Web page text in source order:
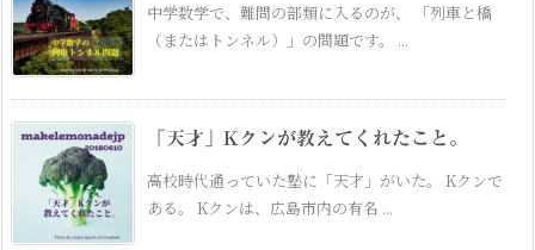
中学数学で、難問の部類に入るのが、 「列車と橋
（またはトンネル）」の問題です。 ...
「天才」Kクンが教えてくれたこと。
高校時代通っていた塾に「天才」がいた。 Kクンで
ある。 Kクンは、広島市内の有名 ...